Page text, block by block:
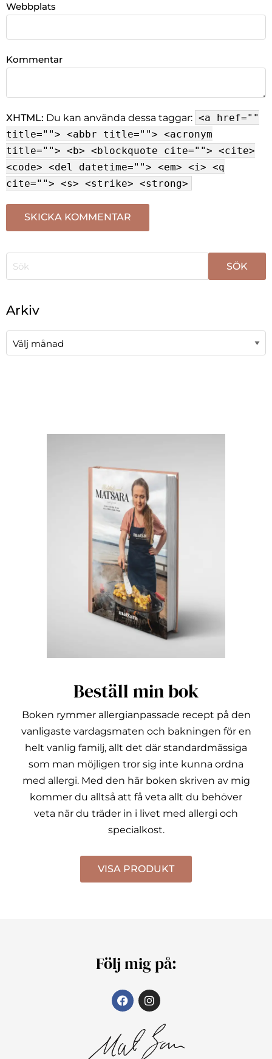
Webbplats
Kommentar
XHTML: Du kan använda dessa taggar: <a href=""
title=""> <abbr title=""> <acronym
title=""> <b> <blockquote cite=""> <cite>
<code> <del datetime=""> <em> <i> <q
cite=""> <s> <strike> <strong>
Arkiv
Beställ min bok
Boken rymmer allergianpassade recept på den
vanligaste vardagsmaten och bakningen för en
helt vanlig familj, allt det där standardmässiga
som man möjligen tror sig inte kunna ordna
med allergi. Med den här boken skriven av mig
kommer du alltså att få veta allt du behöver
veta när du träder in i livet med allergi och
specialkost.
VISA PRODUKT
Följ mig på: